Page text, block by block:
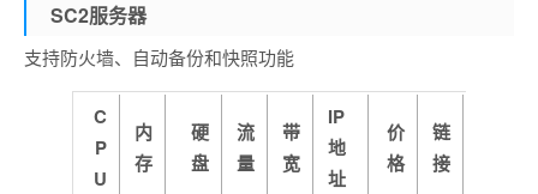
SC2服务器
支持防火墙、自动备份和快照功能
C
P
U
内
存
硬
盘
流
量
带
宽
IP
地
址
价
格
链
接